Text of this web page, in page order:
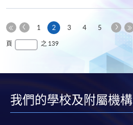
第
一
上
1 2本
頁
3 4 5
下
頁
最
頁 之 139
我們的學校及附屬機構